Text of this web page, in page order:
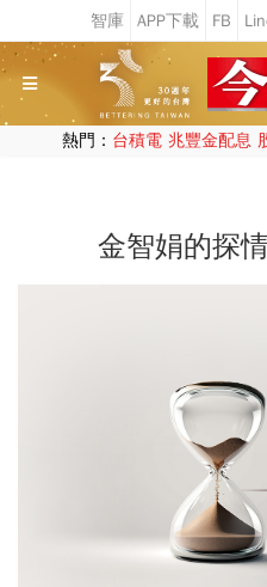
熱門： 台積電 兆豐金配息
金智娟的探